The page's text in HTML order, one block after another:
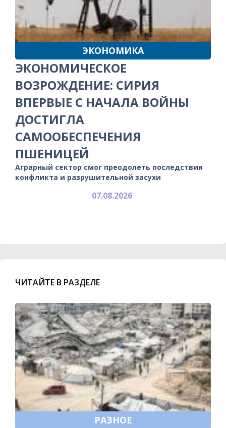
ЭКОНОМИКА
ЭКОНОМИЧЕСКОЕ
ВОЗРОЖДЕНИЕ: СИРИЯ
ВПЕРВЫЕ С НАЧАЛА ВОЙНЫ
ДОСТИГЛА
САМООБЕСПЕЧЕНИЯ
ПШЕНИЦЕЙ
Аграрный сектор смог преодолеть последствия
конфликта и разрушительной засухи
07.08.2026
ЧИТАЙТЕ В РАЗДЕЛЕ
РАЗНОЕ